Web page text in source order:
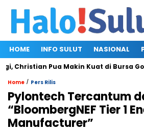
HOME INFO SULUT NASIONAL
Pua Makin Kuat di Bursa Golkar
Home / Pers Rilis
Pylontech Tercantum
“BloombergNEF Tier 1
Manufacturer”